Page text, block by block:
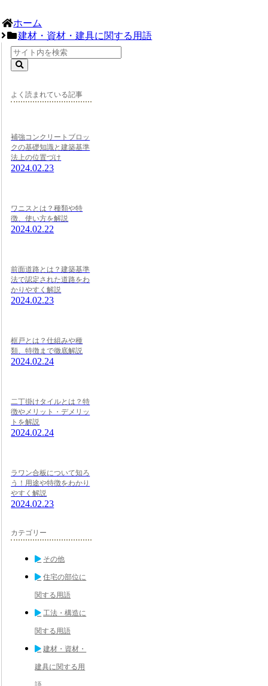
ホーム
建材・資材・建具に関する用語
よく読まれている記事
補強コンクリートブロッ
クの基礎知識と建築基準
法上の位置づけ
2024.02.23
ワニスとは？種類や特
徴、使い方を解説
2024.02.22
前面道路とは？建築基準
法で認定された道路をわ
かりやすく解説
2024.02.23
框戸とは？仕組みや種
類、特徴まで徹底解説
2024.02.24
二丁掛けタイルとは？特
徴やメリット・デメリッ
トを解説
2024.02.24
ラワン合板について知ろ
う！用途や特徴をわかり
やすく解説
2024.02.23
カテゴリー
その他
住宅の部位に
関する用語
工法・構造に
関する用語
建材・資材・
建具に関する用